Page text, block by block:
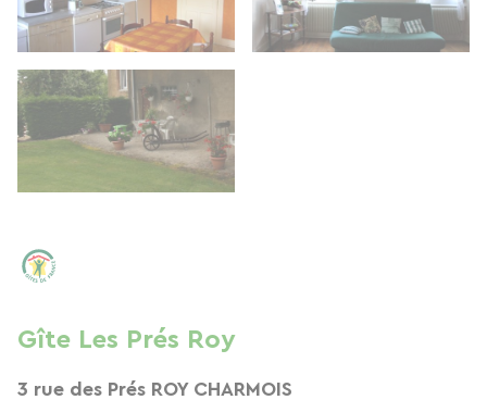
Gîte Les Prés Roy
3 rue des Prés ROY CHARMOIS